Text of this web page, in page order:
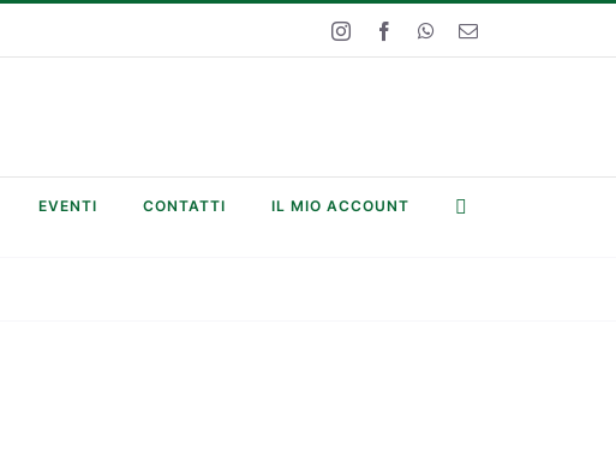
InstagramFacebookWhatsApp
Email
EVENTI CONTATTI IL MIO ACCOUNT